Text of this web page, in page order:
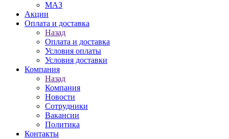
МАЗ
Акции
Оплата и доставка
Назад
Оплата и доставка
Условия оплаты
Условия доставки
Компания
Назад
Компания
Новости
Сотрудники
Вакансии
Политика
Контакты